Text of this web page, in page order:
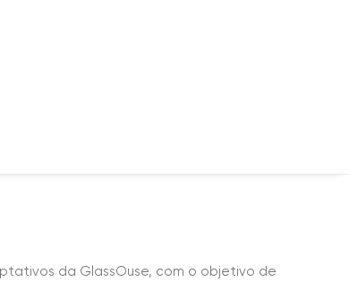
da GlassOuse, com o objetivo de